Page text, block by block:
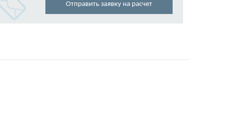
Отправить заявку на расчет